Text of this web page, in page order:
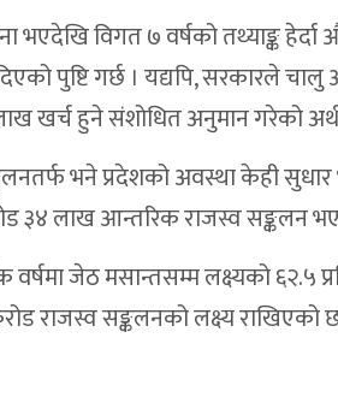
भएदेखि विगत ७ वर्षको तथ्याङ्क
पुष्टि गर्छ । यद्यपि, सरकारले
खर्च हुने संशोधित अनुमान गरेको
भने प्रदेशको अवस्था केही सुधार
३४ लाख आन्तरिक राजस्व सङ्कलन
वर्षमा जेठ मसान्तसम्म लक्ष्यको
राजस्व सङ्कलनको लक्ष्य राखिएको